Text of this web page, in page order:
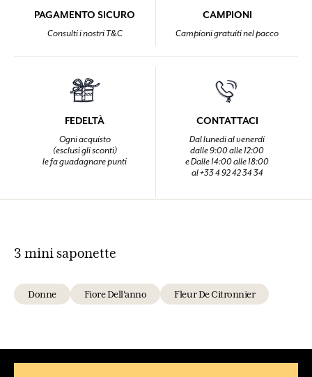
PAGAMENTO SICURO
Consulti i nostri T&C
CAMPIONI
Campioni gratuiti nel pacco
FEDELTÀ
Ogni acquisto
(esclusi gli sconti)
le fa guadagnare punti
CONTATTACI
Dal lunedi al venerdi
dalle 9:00 alle 12:00
e Dalle 14:00 alle 18:00
al +33 4 92 42 34 34
3 mini saponette
Donne Fiore Dell'anno Fleur De Citronnier